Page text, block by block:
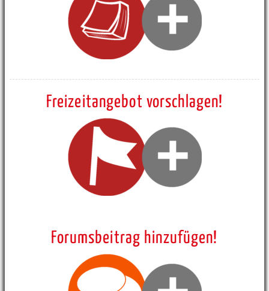
Freizeitangebot vorschlagen!
Forumsbeitrag hinzufügen!